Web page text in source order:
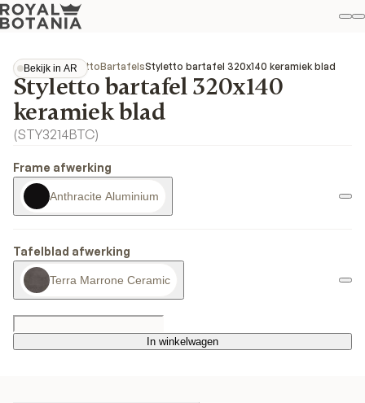
Bekijk in AR
Bekijk in AR
Collecties StylettoBartafelsStyletto bartafel 320x140 keramiek blad
Styletto bartafel 320x140
keramiek blad
(STY3214BTC)
Frame afwerking
Anthracite Aluminium
Tafelblad afwerking
Terra Marrone Ceramic
In winkelwagen
In winkelwagen